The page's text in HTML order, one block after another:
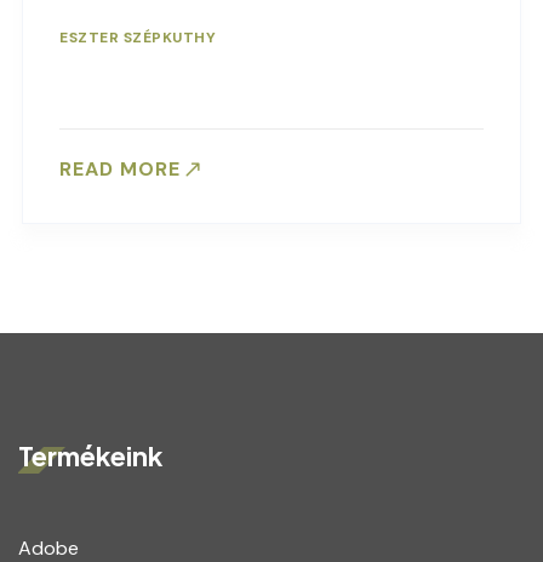
ESZTER SZÉPKUTHY
READ MORE
Termékeink
Adobe